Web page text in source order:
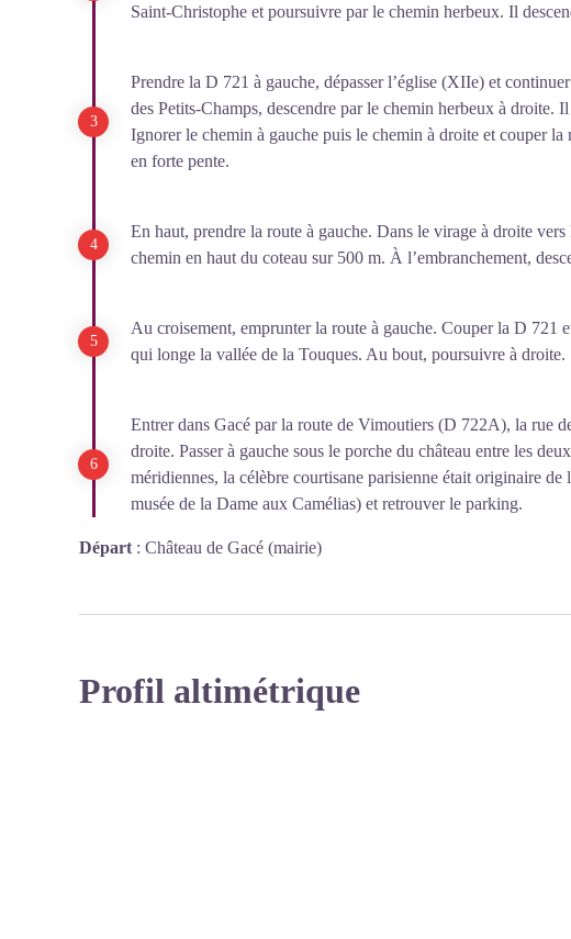
Saint-Christophe et poursuivre par le chemin herbeux. Il
Prendre la D 721 à gauche, dépasser l’église (XIIe) et
des Petits-Champs, descendre par le chemin herbeux à droite.
Ignorer le chemin à gauche puis le chemin à droite et couper la
en forte pente.
En haut, prendre la route à gauche. Dans le virage à droite
chemin en haut du coteau sur 500 m. À l’embranchement,
Au croisement, emprunter la route à gauche. Couper la D 721
qui longe la vallée de la Touques. Au bout, poursuivre à droite.
Entrer dans Gacé par la route de Vimoutiers (D 722A), la rue
droite. Passer à gauche sous le porche du château entre les
méridiennes, la célèbre courtisane parisienne était originaire
musée de la Dame aux Camélias) et retrouver le parking.
Départ : Château de Gacé (mairie)
Profil altimétrique